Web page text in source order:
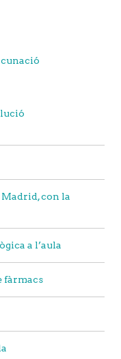
con la
a l’aula
fàrmacs